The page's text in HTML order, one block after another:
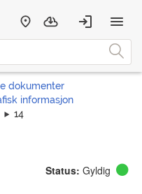
dokumenter
informasjon
14
Status: Gyldig